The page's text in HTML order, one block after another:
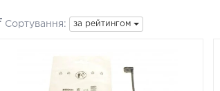
Сортування: за рейтингом